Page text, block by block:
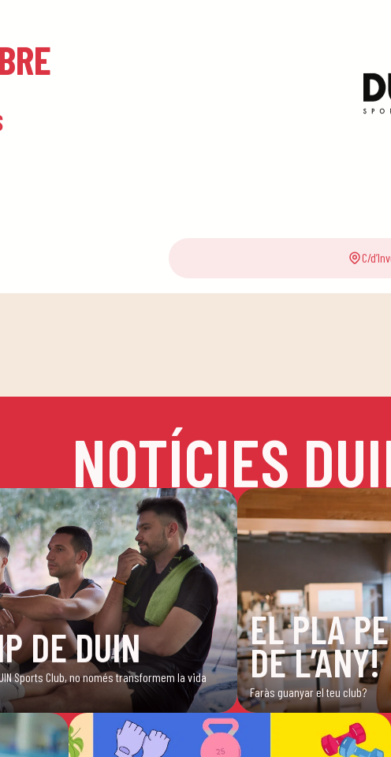
C/
NOTÍCIES
DE DUIN
Sports Club, no només transformem la vida
EL PLA
DE L’ANY!
Faràs guanyar el teu club?